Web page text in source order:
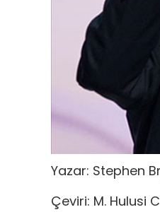
Yazar: Stephen
Çeviri: M. Hulusi